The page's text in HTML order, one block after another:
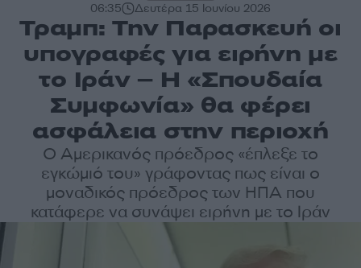
06:35 Δευτέρα 15 Ιουνίου 2026
Τραμπ: Την Παρασκευή οι
υπογραφές για ειρήνη με
το Ιράν – Η «Σπουδαία
Συμφωνία» θα φέρει
ασφάλεια στην περιοχή
Ο Αμερικανός πρόεδρος «έπλεξε το
εγκώμιό του» γράφοντας πως είναι ο
μοναδικός πρόεδρος των ΗΠΑ που
κατάφερε να συνάψει ειρήνη με το Ιράν